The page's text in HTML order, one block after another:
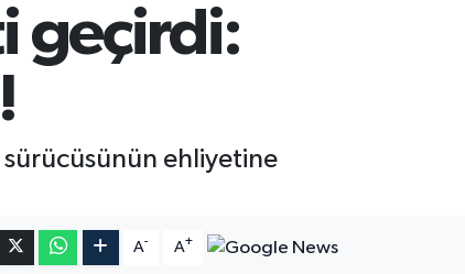
geçirdi:
ehliyetine
A- A+